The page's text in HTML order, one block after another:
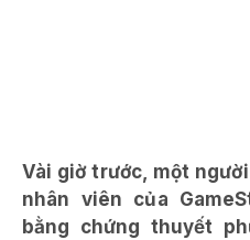
Vài giờ trước, một
nhân viên của
bằng chứng thuyết